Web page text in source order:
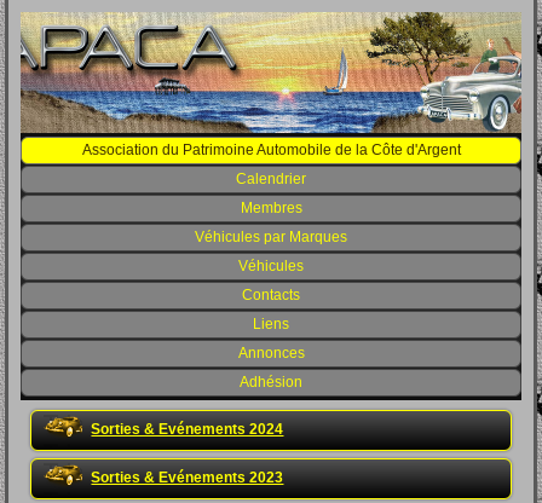
Association du Patrimoine Automobile de la Côte d'Argent
Calendrier
Membres
Véhicules par Marques
Véhicules
Contacts
Liens
Annonces
Adhésion
Sorties & Evénements 2024
Sorties & Evénements 2023